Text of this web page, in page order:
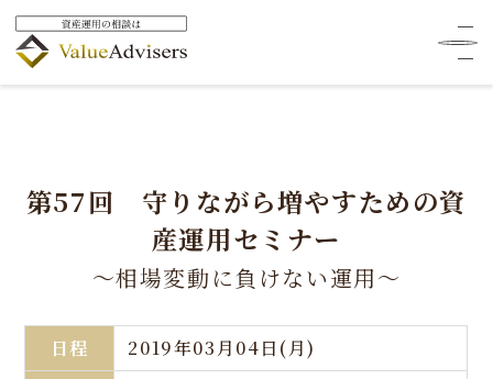
第57回 守りながら増やすための資
産運用セミナー
～相場変動に負けない運用～
日程
2019年03月04日(月)